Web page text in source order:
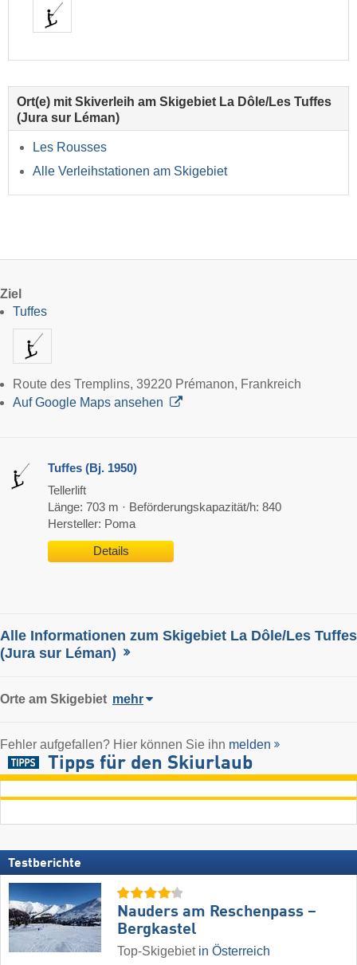
Ort(e) mit Skiverleih am Skigebiet La Dôle/Les Tuffes
(Jura sur Léman)
Les Rousses
Alle Verleihstationen am Skigebiet
Ziel
Tuffes
Route des Tremplins, 39220 Prémanon, Frankreich
Auf Google Maps ansehen
Tuffes (Bj. 1950)
Tellerlift
Länge: 703 m · Beförderungskapazität/h: 840
Hersteller: Poma
Details
Alle Informationen zum Skigebiet La Dôle/​Les Tuffes
(Jura sur Léman)
Orte am Skigebiet mehr
Fehler aufgefallen? Hier können Sie ihn melden
Tipps für den Skiurlaub
Testberichte
Nauders am Reschenpass –
Bergkastel
Top-Skigebiet in Österreich